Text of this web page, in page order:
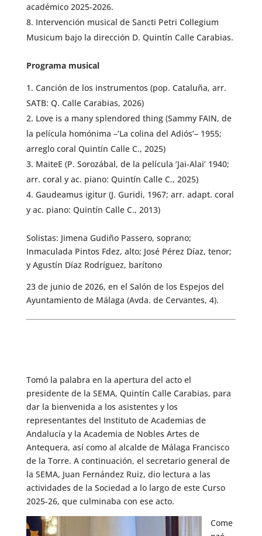
académico 2025-2026.
Intervención musical de Sancti Petri Collegium
Musicum bajo la dirección D. Quintín Calle Carabias.
Programa musical
Canción de los instrumentos (pop. Cataluña, arr.
SATB: Q. Calle Carabias, 2026)
Love is a many splendored thing (Sammy FAIN, de
la película homónima –‘La colina del Adiós’– 1955;
arreglo coral Quintín Calle C., 2025)
MaiteE (P. Sorozábal, de la película ‘Jai-Alai’ 1940;
arr. coral y ac. piano: Quintín Calle C., 2025)
Gaudeamus igitur (J. Guridi, 1967; arr. adapt. coral
y ac. piano: Quintín Calle C., 2013)
Solistas: Jimena Gudiño Passero, soprano;
Inmaculada Pintos Fdez, alto; José Pérez Díaz, tenor;
y Agustín Díaz Rodríguez, barítono
23 de junio de 2026, en el Salón de los Espejos del
Ayuntamiento de Málaga (Avda. de Cervantes, 4).
Tomó la palabra en la apertura del acto el
presidente de la SEMA, Quintín Calle Carabias, para
dar la bienvenida a los asistentes y los
representantes del Instituto de Academias de
Andalucía y la Academia de Nobles Artes de
Antequera, así como al alcalde de Málaga Francisco
de la Torre. A continuación, el secretario general de
la SEMA, Juan Fernández Ruiz, dio lectura a las
actividades de la Sociedad a lo largo de este Curso
2025-26, que culminaba con ese acto.
Come